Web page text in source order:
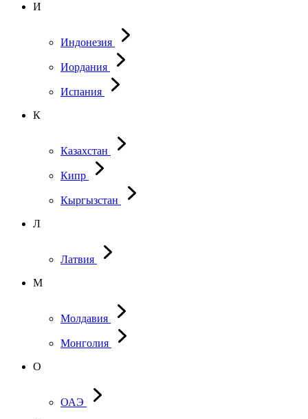
И
Индонезия
Иордания
Испания
К
Казахстан
Кипр
Кыргызстан
Л
Латвия
М
Молдавия
Монголия
О
ОАЭ